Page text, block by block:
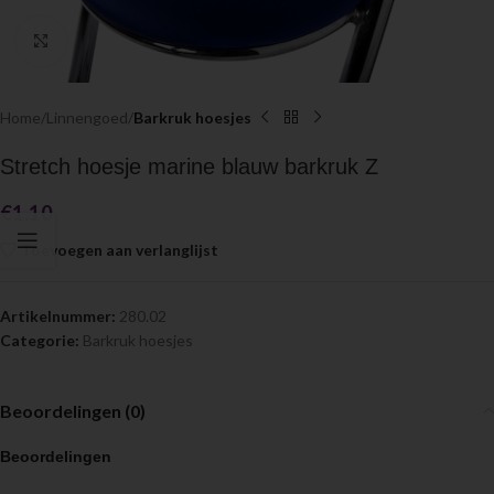
Click to enlarge
Home Linnengoed Barkruk hoesjes
Stretch hoesje marine blauw barkruk Z
€1.10
Toevoegen aan verlanglijst
Artikelnummer: 280.02
Categorie: Barkruk hoesjes
Beoordelingen (0)
Beoordelingen